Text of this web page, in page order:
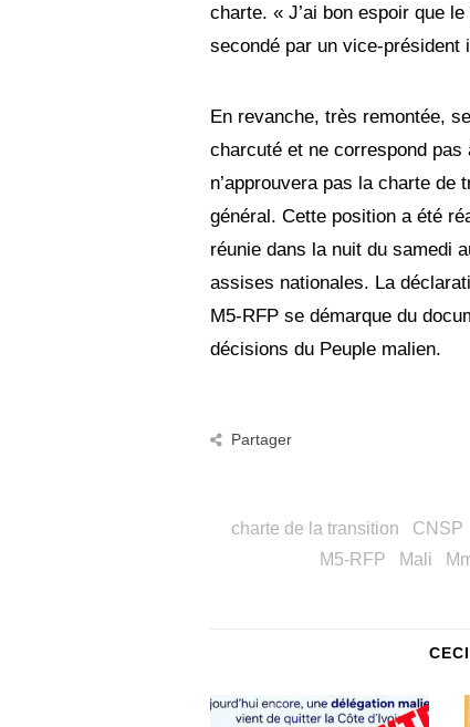
charte. « J’ai bon espoir que
secondé par un vice-président
En revanche, très remontée,
charcuté et ne correspond
n’approuvera pas la charte de
général. Cette position a été
réunie dans la nuit du samedi
assises nationales. La
M5-RFP se démarque du
décisions du Peuple malien.
Partager
charte de la transition CNSP
M5-RFP
Mali